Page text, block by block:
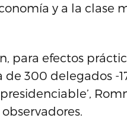
y a la clase
para efectos
300 delegados -